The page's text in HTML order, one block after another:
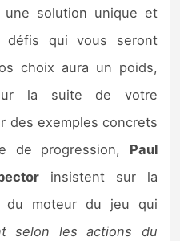
une solution unique et
défis qui vous seront
choix aura un poids,
la suite de votre
des exemples concrets
de progression, Paul
insistent sur la
du moteur du jeu qui
selon les actions du